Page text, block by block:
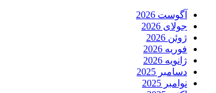
آگوست 2026
جولای 2026
ژوئن 2026
فوریه 2026
ژانویه 2026
دسامبر 2025
نوامبر 2025